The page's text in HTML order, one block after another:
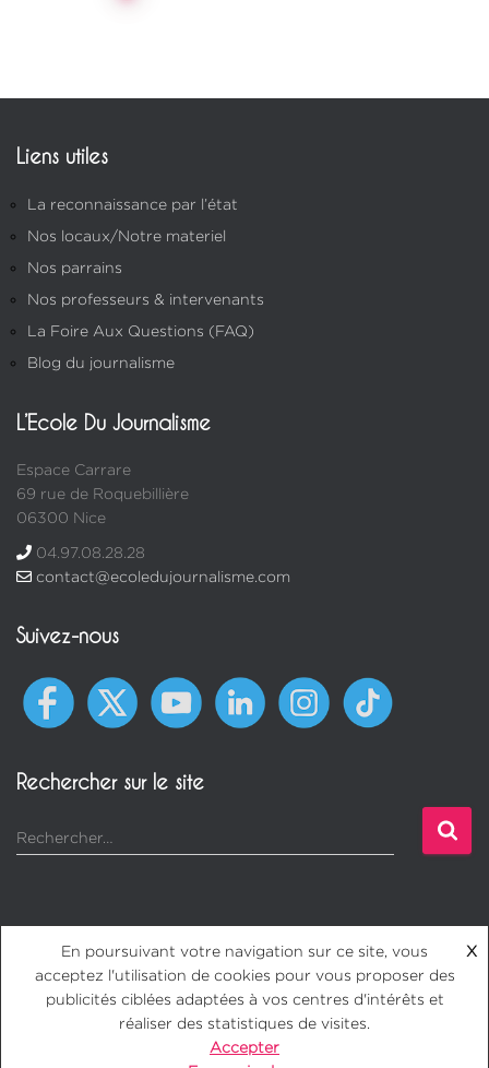
Liens utiles
La reconnaissance par l’état
Nos locaux/Notre materiel
Nos parrains
Nos professeurs & intervenants
La Foire Aux Questions (FAQ)
Blog du journalisme
L’Ecole Du Journalisme
Espace Carrare
69 rue de Roquebillière
06300 Nice
04.97.08.28.28
contact@ecoledujournalisme.com
Suivez-nous
Rechercher sur le site
Rechercher…
Mentions légales CGV Protection des données FAQ
En poursuivant votre navigation sur ce site, vous
acceptez l'utilisation de cookies pour vous proposer des
publicités ciblées adaptées à vos centres d'intérêts et
réaliser des statistiques de visites.
X
Accepter